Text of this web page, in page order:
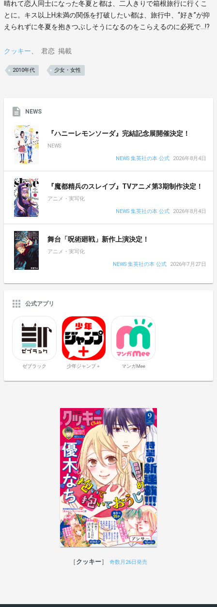
晴れて恋人同士になった冬夏と都は、二人きりで箱根旅行に行くこ
とに。キス以上H未満の関係を打破したい都は、旅行中、“好き”が抑
えられずに冬夏を抱きつぶしそうになるのをこらえるのに必死で…!?
クッキー 君恋 掲載
2010年代 少女・女性
NEWS
『ハニーレモンソーダ』完結記念展開催決定！
NEWS
NEWS 集英社の本 公式
2026年8月4日
『魔都精兵のスレイブ』TVアニメ第3期制作決定！
アニメ・実写化
NEWS 集英社の本 公式
2026年8月4日
舞台「呪術廻戦」新作上演決定！
アニメ・実写化
NEWS 集英社の本 公式
2026年7月27日
公式アプリ
ゼブラック 少年ジャンプ＋ マンガMee
クッキー 奇数月26日発売